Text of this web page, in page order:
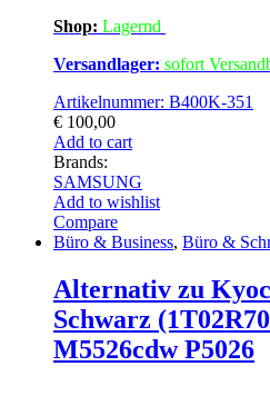
Shop: Lagernd
Versandlager: sofort
Artikelnummer: B400K-351
€ 100,00
Add to cart
Brands:
SAMSUNG
Add to wishlist
Compare
Büro & Business, Büro &
Alternativ zu
Schwarz
M5526cdw P5026